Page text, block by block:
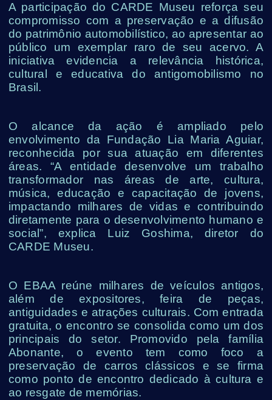
A participação do CARDE Museu reforça seu
compromisso com a preservação e a difusão
do patrimônio automobilístico, ao apresentar ao
público um exemplar raro de seu acervo. A
iniciativa evidencia a relevância histórica,
cultural e educativa do antigomobilismo no
Brasil.
O alcance da ação é ampliado pelo
envolvimento da Fundação Lia Maria Aguiar,
reconhecida por sua atuação em diferentes
áreas. “A entidade desenvolve um trabalho
transformador nas áreas de arte, cultura,
música, educação e capacitação de jovens,
impactando milhares de vidas e contribuindo
diretamente para o desenvolvimento humano e
social”, explica Luiz Goshima, diretor do
CARDE Museu.
O EBAA reúne milhares de veículos antigos,
além de expositores, feira de peças,
antiguidades e atrações culturais. Com entrada
gratuita, o encontro se consolida como um dos
principais do setor. Promovido pela família
Abonante, o evento tem como foco a
preservação de carros clássicos e se firma
como ponto de encontro dedicado à cultura e
ao resgate de memórias.